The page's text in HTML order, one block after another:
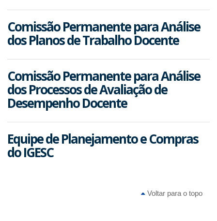
Comissão Permanente para Análise
dos Planos de Trabalho Docente
Comissão Permanente para Análise
dos Processos de Avaliação de
Desempenho Docente
Equipe de Planejamento e Compras
do IGESC
Voltar para o topo